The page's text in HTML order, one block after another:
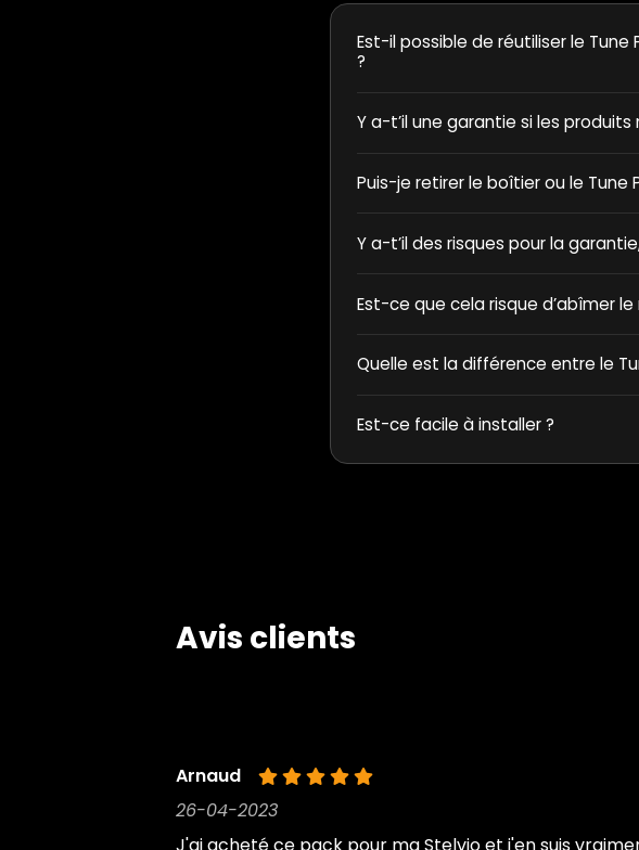
Est-il possible de réutiliser le
?
Y a-t’il une garantie si les
Puis-je retirer le boîtier ou le Tune
Y a-t’il des risques pour la
Est-ce que cela risque d’abîmer
Quelle est la différence entre le
Est-ce facile à installer ?
Avis clients
Arnaud
26-04-2023